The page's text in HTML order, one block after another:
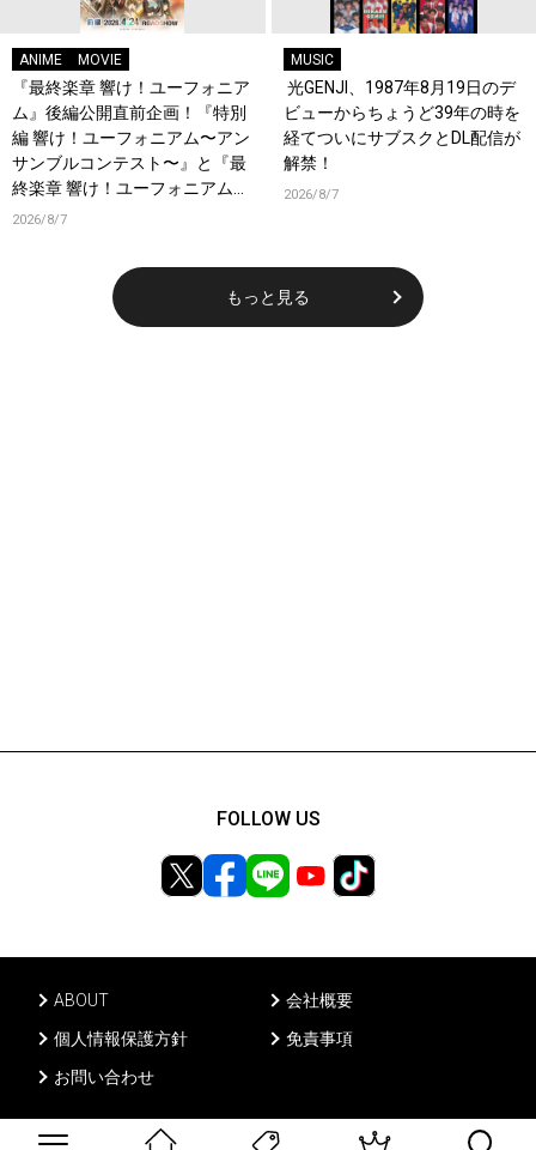
ANIME MOVIE
『最終楽章 響け！ユーフォニア
ム』後編公開直前企画！『特別
編 響け！ユーフォニアム〜アン
サンブルコンテスト〜』と『最
終楽章 響け！ユーフォニアム』
前編の一挙上映が決定！
2026/8/7
MUSIC
光GENJI、1987年8月19日のデ
ビューからちょうど39年の時を
経てついにサブスクとDL配信が
解禁！
2026/8/7
もっと見る
ABOUT
会社概要
個人情報保護方針
免責事項
お問い合わせ
FOLLOW US